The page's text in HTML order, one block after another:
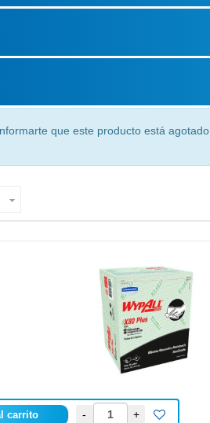
que este producto está agotado